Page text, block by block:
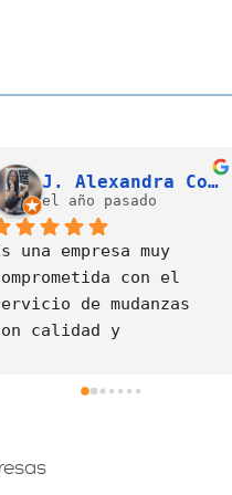
Cristian David Gallego Campo (LATAM)
el año pasado